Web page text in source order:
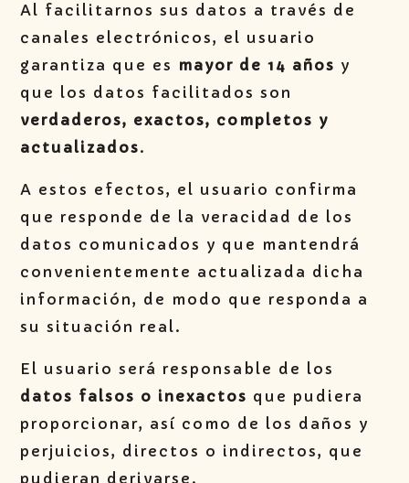
Al facilitarnos sus datos a través de
canales electrónicos, el usuario
garantiza que es mayor de 14 años y
que los datos facilitados son
verdaderos, exactos, completos y
actualizados.
A estos efectos, el usuario confirma
que responde de la veracidad de los
datos comunicados y que mantendrá
convenientemente actualizada dicha
información, de modo que responda a
su situación real.
El usuario será responsable de los
datos falsos o inexactos que pudiera
proporcionar, así como de los daños y
perjuicios, directos o indirectos, que
pudieran derivarse.